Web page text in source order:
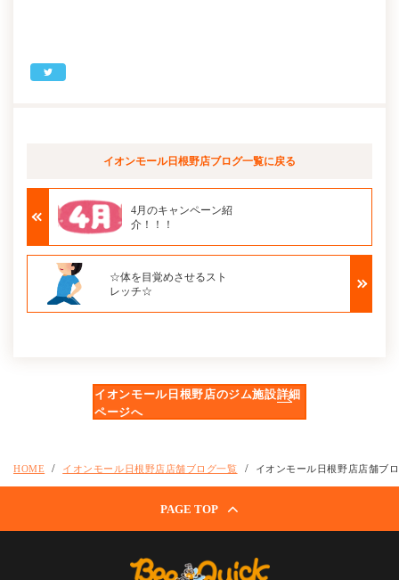
イオンモール日根野店ブログ一覧に戻る
4月のキャンペーン紹
介！！！
☆体を目覚めさせるスト
レッチ☆
イオンモール日根野店のジム施設詳細
ページへ
HOME イオンモール日根野店店舗ブログ一覧 イオンモール日根野店店舗ブ
PAGE TOP